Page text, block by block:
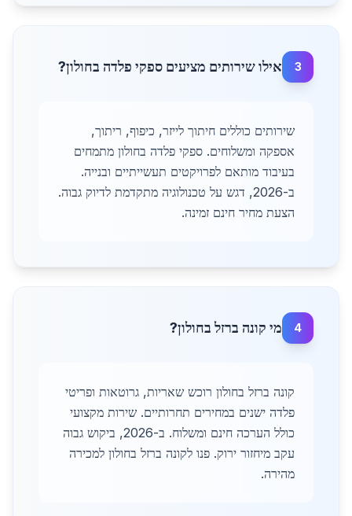
3 אילו שירותים מציעים ספקי פלדה בחולון?
שירותים כוללים חיתוך לייזר, כיפוף, ריתוך,
אספקה ומשלוחים. ספקי פלדה בחולון מתמחים
בעיבוד מותאם לפרויקטים תעשייתיים ובנייה.
ב-2026, דגש על טכנולוגיה מתקדמת לדיוק גבוה.
הצעת מחיר חינם זמינה.
4 מי קונה ברזל בחולון?
קונה ברזל בחולון רוכש שאריות, גרוטאות ופריטי
פלדה ישנים במחירים תחרותיים. שירות מקצועי
כולל הערכה חינם ומשלוח. ב-2026, ביקוש גבוה
עקב מיחזור ירוק. פנו לקונה ברזל בחולון למכירה
מהירה.